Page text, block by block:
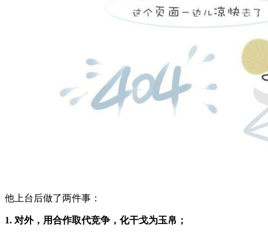
他上台后做了两件事：
1. 对外，用合作取代竞争，化干戈为玉帛；